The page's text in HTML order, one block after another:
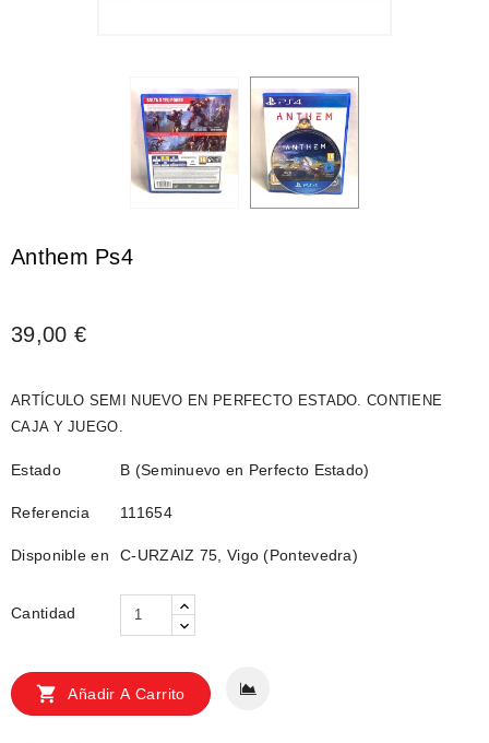
Anthem Ps4
39,00 €
ARTÍCULO SEMI NUEVO EN PERFECTO ESTADO. CONTIENE
CAJA Y JUEGO.
Estado B (Seminuevo en Perfecto Estado)
Referencia 111654
Disponible en C-URZAIZ 75, Vigo (Pontevedra)
Cantidad
 Añadir A Carrito